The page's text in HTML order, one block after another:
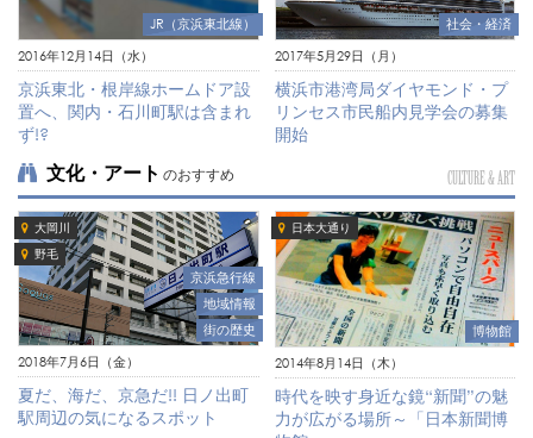
JR（京浜東北線）
2016年12月14日（水）
京浜東北・根岸線ホームドア設
置へ、関内・石川町駅は含まれ
ず!?
社会・経済
2017年5月29日（月）
横浜市港湾局ダイヤモンド・プ
リンセス市民船内見学会の募集
開始
文化・アート のおすすめ CULTURE & ART
大岡川
野毛
京浜急行線
地域情報
街の歴史
2018年7月6日（金）
夏だ、海だ、京急だ!! 日ノ出町
駅周辺の気になるスポット
日本大通り
博物館
2014年8月14日（木）
時代を映す身近な鏡“新聞”の魅
力が広がる場所～「日本新聞博